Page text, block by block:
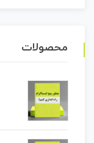
محصولات